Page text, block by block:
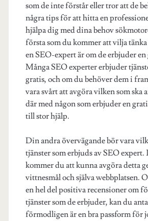
som de inte förstår eller tror att de
några tips för att hitta en
hjälpa dig med dina behov
första som du kommer att vilja
en SEO-expert är om de erbjuder
Många SEO experter erbjuder
gratis, och om du behöver dem i
vara svårt att avgöra vilken som ska
där med någon som erbjuder en
till stor hjälp.
Din andra övervägande bör vara
tjänster som erbjuds av SEO expert.
kommer du att kunna avgöra detta
vittnesmål och själva webbplatsen.
en hel del positiva recensioner om
tjänster som de erbjuder, kan du
förmodligen är en bra passform för